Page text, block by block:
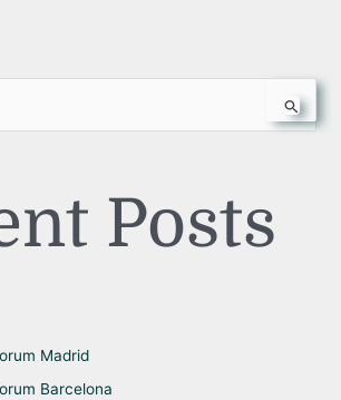
Posts
Madrid
Barcelona